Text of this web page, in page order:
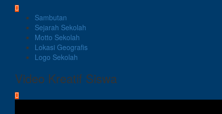
Sambutan
Sejarah Sekolah
Motto Sekolah
Lokasi Geografis
Logo Sekolah
Video Kreatif Siswa